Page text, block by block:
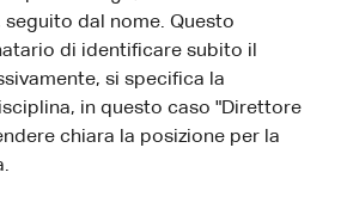
dal nome. Questo
di identificare subito il
si specifica la
in questo caso "Direttore
chiara la posizione per la